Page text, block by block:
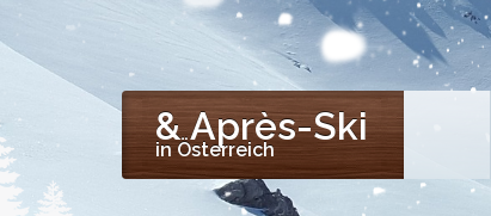
& Après-Ski
in Österreich